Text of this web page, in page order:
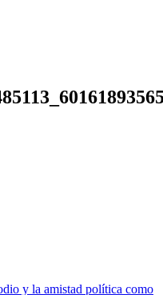
y la amistad política como